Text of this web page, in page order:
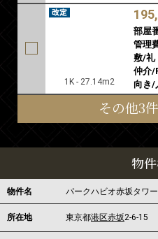
1K - 27.14m2
部屋
管理
敷/礼
仲介/
向き/
その他3
物
物件名 パークハビオ赤坂タワー
所在地 東京都港区赤坂2-6-15